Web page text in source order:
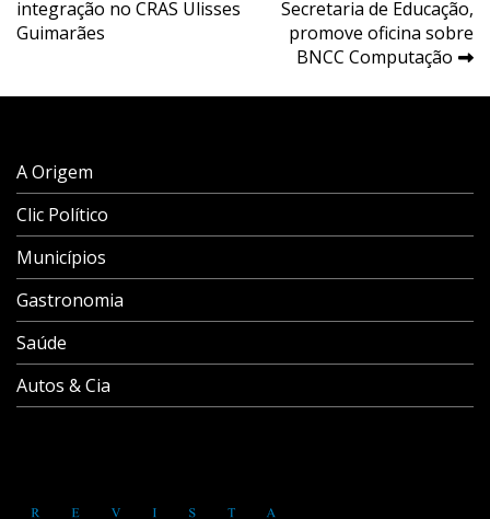
Post
integração no CRAS Ulisses
Guimarães
Secretaria de Educação,
promove oficina sobre
BNCC Computação
A Origem
Clic Político
Municípios
Gastronomia
Saúde
Autos & Cia